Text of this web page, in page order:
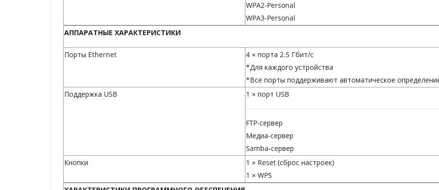
WPA2-Personal
WPA3-Personal
АППАРАТНЫЕ ХАРАКТЕРИСТИКИ
Порты Ethernet
4 × порта 2.5 Гбит/с
*Для каждого устройства
*Все порты поддерживают автоматическое
Поддержка USB
1 × порт USB
FTP-сервер
Медиа-сервер
Samba-сервер
Кнопки
1 × Reset (сброс настроек)
1 × WPS